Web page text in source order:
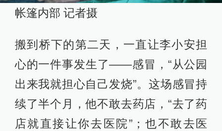
帐篷内部 记者摄
搬到桥下的第二天，一直让李小安担
心的一件事发生了——感冒，“从公园
出来我就担心自己发烧”。这场感冒持
续了半个月，他不敢去药店，“去了药
店就直接让你去医院”；也不敢去医